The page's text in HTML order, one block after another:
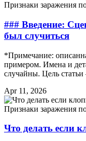
Признаки заражения
### Введение:
был случиться
*Примечание:
примером. Имена и
случайны. Цель
Apr 11, 2026
Признаки заражения
Что делать если